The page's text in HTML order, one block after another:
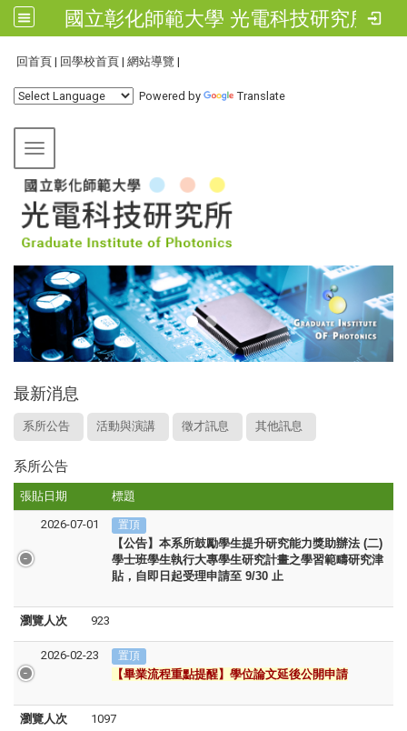
國立彰化師範大學 光電科技研究所
回首頁 | 回學校首頁 | 網站導覽 |
Powered by Translate
Toggle navigation
最新消息
系所公告 活動與演講 徵才訊息 其他訊息
系所公告
張貼日期 標題
2026-07-01 置頂
【公告】本系所鼓勵學生提升研究能力獎助辦法 (二)
學士班學生執行大專學生研究計畫之學習範疇研究津
貼，自即日起受理申請至 9/30 止
瀏覽人次 923
2026-02-23 置頂
【畢業流程重點提醒】學位論文延後公開申請
瀏覽人次 1097